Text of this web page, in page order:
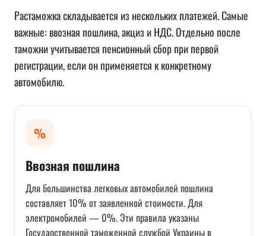
Растаможка складывается из нескольких платежей. Самые
важные: ввозная пошлина, акциз и НДС. Отдельно после
таможни учитывается пенсионный сбор при первой
регистрации, если он применяется к конкретному
автомобилю.
%
Ввозная пошлина
Для большинства легковых автомобилей пошлина
составляет 10% от заявленной стоимости. Для
электромобилей — 0%. Эти правила указаны
Государственной таможенной службой Украины в